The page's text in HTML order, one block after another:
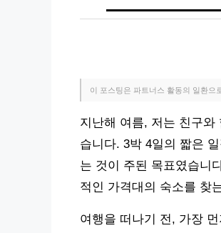
이 포스팅은 파트너스 활동의 일환으
지난해 여름, 저는 친구와
습니다. 3박 4일의 짧은
는 것이 주된 목표였습니
적인 가격대의 숙소를 찾
여행을 떠나기 전, 가장